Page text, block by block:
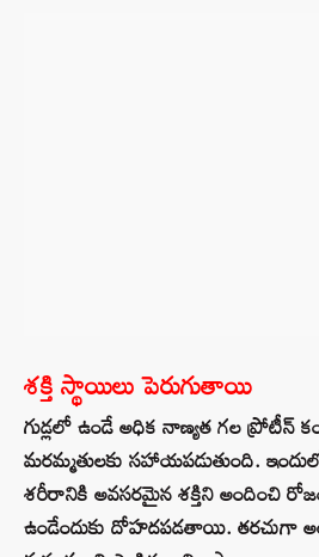
శక్తి స్థాయిలు పెరుగుతాయి
గుడ్లలో ఉండే అధిక నాణ్యత గల
మరమ్మతులకు సహాయపడుతుంది.
శరీరానికి అవసరమైన శక్తిని అందించి
ఉండేందుకు దోహదపడతాయి. తరచుగా